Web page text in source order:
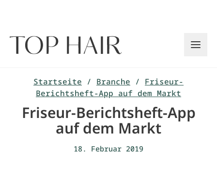
Startseite / Branche / Friseur-
Berichtsheft-App auf dem Markt
Friseur-Berichtsheft-App
auf dem Markt
18. Februar 2019